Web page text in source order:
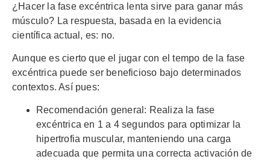
¿Hacer la fase excéntrica lenta sirve para ganar más
músculo? La respuesta, basada en la evidencia
científica actual, es: no.
Aunque es cierto que el jugar con el tempo de la fase
excéntrica puede ser beneficioso bajo determinados
contextos. Así pues:
Recomendación general: Realiza la fase
excéntrica en 1 a 4 segundos para optimizar la
hipertrofia muscular, manteniendo una carga
adecuada que permita una correcta activación de